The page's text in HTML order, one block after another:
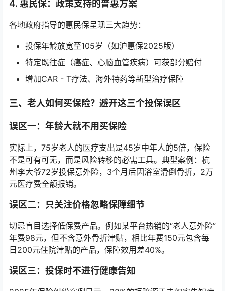
4. 惠民保：政策支持的普惠方案
各地政府指导的惠民保呈现三大趋势：
投保年龄放宽至105岁（如沪惠保2025版）
特定既往症（癌症、心脑血管疾病）可获部分赔付
增加CAR - T疗法、海外特药等新型治疗保障
三、老人如何买保险？避开这三个投保误区
误区一：年龄大就不用买保险
实际上，75岁老人的医疗支出是45岁中年人的5倍，保险
不是可有可无，而是风险转移的必需工具。典型案例：杭
州李大爷72岁投保意外险，3个月后因浴室滑倒骨折，2万
元医疗费全额报销。
误区二：只关注价格忽略保障细节
切忌盲目选择低保费产品。例如某平台热销的“老人意外险”
年费98元，但不含意外骨折津贴，相比年费150元包含每
日200元住院津贴的产品，保障效用差40%。
误区三：投保时不进行健康告知